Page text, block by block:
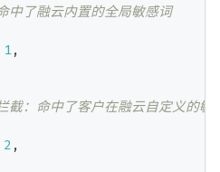
了融云内置的全局敏感词
1,
：命中了客户在融云自定义的敏
2 ,